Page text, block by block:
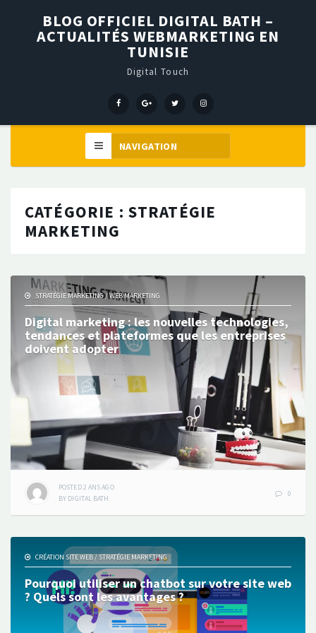
BLOG OFFICIEL DIGITAL BATH –
ACTUALITÉS WEBMARKETING EN
TUNISIE
Digital Touch
Menu
Menu
Menu
menu
CATÉGORIE : STRATÉGIE
MARKETING
STRATÉGIE MARKETING/WEB MARKETING
Digital marketing : les nouvelles technologies,
tendances et plateformes que les entreprises
doivent adopter
POSTED2 ANSAGO
BY DIGITAL BATH
0
CRÉATION SITE WEB/STRATÉGIE MARKETING
Pourquoi utiliser un chatbot sur votre site web
? Quels sont les avantages ?